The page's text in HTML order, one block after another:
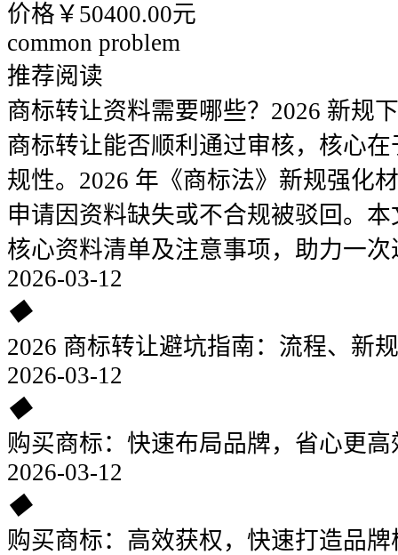
价格￥50400.00元
common problem
推荐阅读
商标转让资料需要哪些？2026 新规
商标转让能否顺利通过审核，核心
规性。2026 年《商标法》新规强化
申请因资料缺失或不合规被驳回。
核心资料清单及注意事项，助力一次
2026-03-12
◆
2026 商标转让避坑指南：流程、新
2026-03-12
◆
购买商标：快速布局品牌，省心更高
2026-03-12
◆
购买商标：高效获权，快速打造品